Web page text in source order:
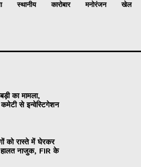
स्थानीय कारोबार मनोरंजन खेल
का मामला,
से इन्वेस्टिगेशन
को रास्ते में घेरकर
हालत नाजुक, FIR के